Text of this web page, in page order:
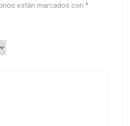
están marcados con *